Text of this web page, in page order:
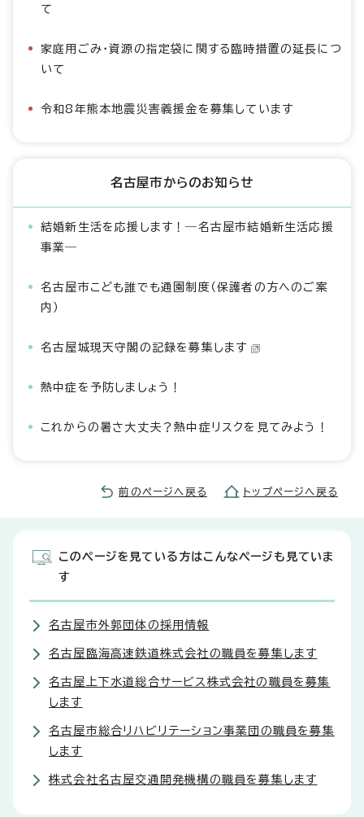
て
家庭用ごみ・資源の指定袋に関する臨時措置の延長につ
いて
令和8年熊本地震災害義援金を募集しています
名古屋市からのお知らせ
結婚新生活を応援します！―名古屋市結婚新生活応援
事業―
名古屋市こども誰でも通園制度（保護者の方へのご案
内）
名古屋城現天守閣の記録を募集します
熱中症を予防しましょう！
これからの暑さ大丈夫？熱中症リスクを見てみよう！
前のページへ戻る トップページへ戻る
このページを見ている方はこんなページも見ていま
す
名古屋市外郭団体の採用情報
名古屋臨海高速鉄道株式会社の職員を募集します
名古屋上下水道総合サービス株式会社の職員を募集
します
名古屋市総合リハビリテーション事業団の職員を募集
します
株式会社名古屋交通開発機構の職員を募集します